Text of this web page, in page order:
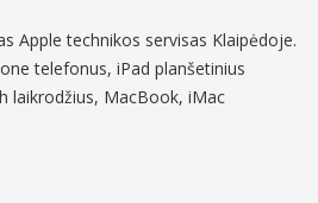
Apple technikos servisas Klaipėdoje.
telefonus, iPad planšetinius
laikrodžius, MacBook, iMac